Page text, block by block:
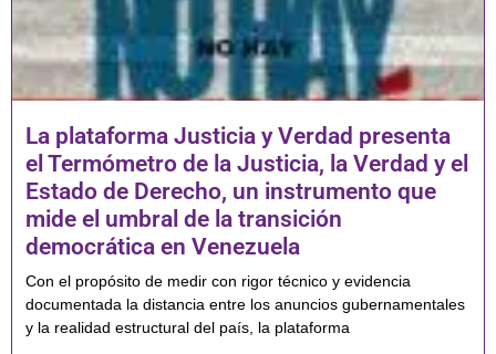
La plataforma Justicia y Verdad presenta
el Termómetro de la Justicia, la Verdad y el
Estado de Derecho, un instrumento que
mide el umbral de la transición
democrática en Venezuela
Con el propósito de medir con rigor técnico y evidencia
documentada la distancia entre los anuncios gubernamentales
y la realidad estructural del país, la plataforma